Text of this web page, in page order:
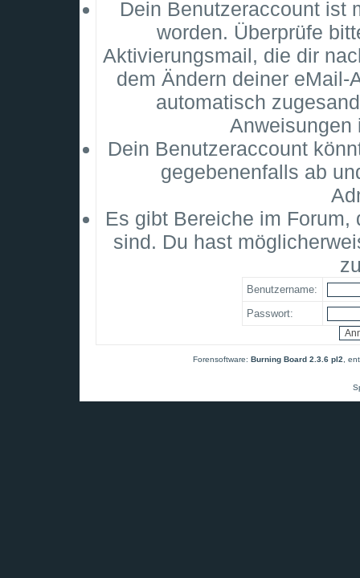
Dein Benutzeraccount ist
worden. Überprüfe
Aktivierungsmail, die dir
dem Ändern deiner eMail-
automatisch
Anweisungen
Dein Benutzeraccount
gegebenenfalls ab
Es gibt Bereiche im
sind. Du hast
Benutzername:
Passwort:
Forensoftware: Burning Board 2.3.6 pl2 ,